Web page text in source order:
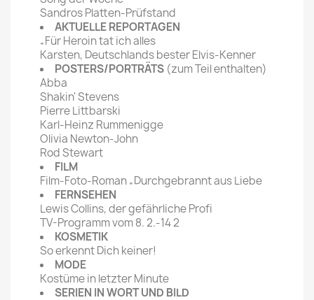
Sandros Platten-Prüfstand
AKTUELLE REPORTAGEN
„Für Heroin tat ich alles
Karsten, Deutschlands bester Elvis-Kenner
POSTERS/PORTRÄTS (zum Teil enthalten)
Abba
Shakin' Stevens
Pierre Littbarski
Karl-Heinz Rummenigge
Olivia Newton-John
Rod Stewart
FILM
Film-Foto-Roman „Durchgebrannt aus Liebe
FERNSEHEN
Lewis Collins, der gefährliche Profi
TV-Programm vom 8. 2.-14 2
KOSMETIK
So erkennt Dich keiner!
MODE
Kostüme in letzter Minute
SERIEN IN WORT UND BILD